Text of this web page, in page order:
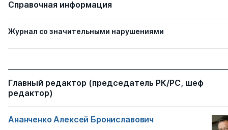
Справочная информация
Журнал со значительными нарушениями
Главный редактор (председатель РК/РС, шеф
редактор)
Ананченко Алексей Брониславович